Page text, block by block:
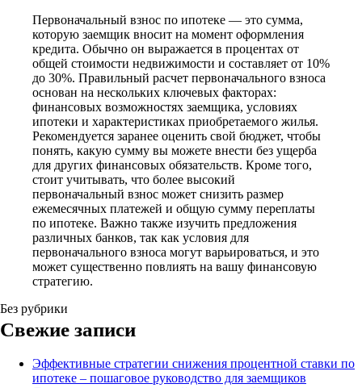
Первоначальный взнос по ипотеке — это сумма,
которую заемщик вносит на момент оформления
кредита. Обычно он выражается в процентах от
общей стоимости недвижимости и составляет от 10%
до 30%. Правильный расчет первоначального взноса
основан на нескольких ключевых факторах:
финансовых возможностях заемщика, условиях
ипотеки и характеристиках приобретаемого жилья.
Рекомендуется заранее оценить свой бюджет, чтобы
понять, какую сумму вы можете внести без ущерба
для других финансовых обязательств. Кроме того,
стоит учитывать, что более высокий
первоначальный взнос может снизить размер
ежемесячных платежей и общую сумму переплаты
по ипотеке. Важно также изучить предложения
различных банков, так как условия для
первоначального взноса могут варьироваться, и это
может существенно повлиять на вашу финансовую
стратегию.
Без рубрики
Свежие записи
Эффективные стратегии снижения процентной ставки по
ипотеке – пошаговое руководство для заемщиков